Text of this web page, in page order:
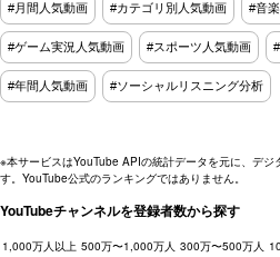
#月間人気動画 #カテゴリ別人気動画 #音
#ゲーム実況人気動画 #スポーツ人気動画
#年間人気動画 #ソーシャルリスニング分析
※本サービスはYouTube APIの統計データを元に、デ
す。YouTube公式のランキングではありません。
YouTubeチャンネルを登録者数から探す
1,000万人以上 500万〜1,000万人 300万〜500万人